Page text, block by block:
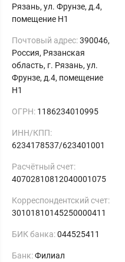
Рязань, ул. Фрунзе, д.4,
помещение Н1
Почтовый адрес:390046,
Россия, Рязанская
область, г. Рязань, ул.
Фрунзе, д.4, помещение
Н1
ОГРН: 1186234010995
ИНН/КПП:
6234178537/623401001
Расчётный счет:
40702810812040001075
Корреспондентский счет:
30101810145250000411
БИК банка:044525411
Банк:Филиал